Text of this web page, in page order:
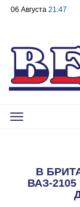
06 Августа 21:47
Toggle
В
ВАЗ-